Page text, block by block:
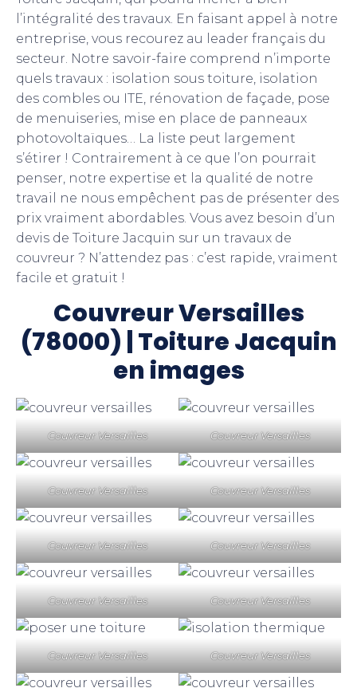
l’intégralité des travaux. En faisant appel à notre
entreprise, vous recourez au leader français du
secteur. Notre savoir-faire comprend n’importe
quels travaux : isolation sous toiture, isolation
des combles ou ITE, rénovation de façade, pose
de menuiseries, mise en place de panneaux
photovoltaïques… La liste peut largement
s’étirer ! Contrairement à ce que l’on pourrait
penser, notre expertise et la qualité de notre
travail ne nous empêchent pas de présenter des
prix vraiment abordables. Vous avez besoin d’un
devis de Toiture Jacquin sur un travaux de
couvreur ? N’attendez pas : c’est rapide, vraiment
facile et gratuit !
Couvreur Versailles
(78000) | Toiture Jacquin
en images
Couvreur Versailles Couvreur Versailles
Couvreur Versailles Couvreur Versailles
Couvreur Versailles Couvreur Versailles
Couvreur Versailles Couvreur Versailles
Couvreur Versailles Couvreur Versailles